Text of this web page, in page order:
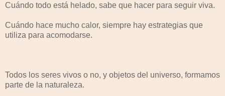
Cuándo todo está helado, sabe que hacer para seguir viva.
Cuándo hace mucho calor, siempre hay estrategias que
utiliza para acomodarse.
Todos los seres vivos o no, y objetos del universo, formamos
parte de la naturaleza.